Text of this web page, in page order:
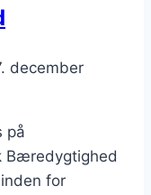
december
på
Bæredygtighed
for